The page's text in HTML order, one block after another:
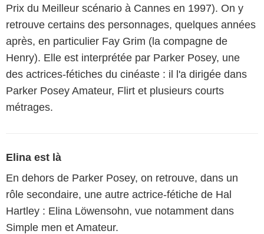
Prix du Meilleur scénario à Cannes en 1997). On y
retrouve certains des personnages, quelques années
après, en particulier Fay Grim (la compagne de
Henry). Elle est interprétée par Parker Posey, une
des actrices-fétiches du cinéaste : il l'a dirigée dans
Parker Posey Amateur, Flirt et plusieurs courts
métrages.
Elina est là
En dehors de Parker Posey, on retrouve, dans un
rôle secondaire, une autre actrice-fétiche de Hal
Hartley : Elina Löwensohn, vue notamment dans
Simple men et Amateur.